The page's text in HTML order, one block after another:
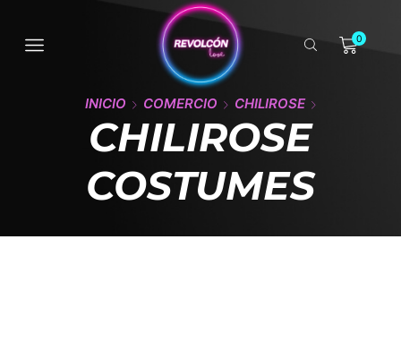
0
INICIO COMERCIO CHILIROSE
CHILIROSE
COSTUMES